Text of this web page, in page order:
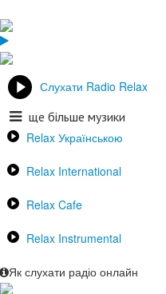
Слухати Radio Relax
ще більше музики
Relax Українською
Relax International
Relax Cafe
Relax Instrumental
Як слухати радіо онлайн